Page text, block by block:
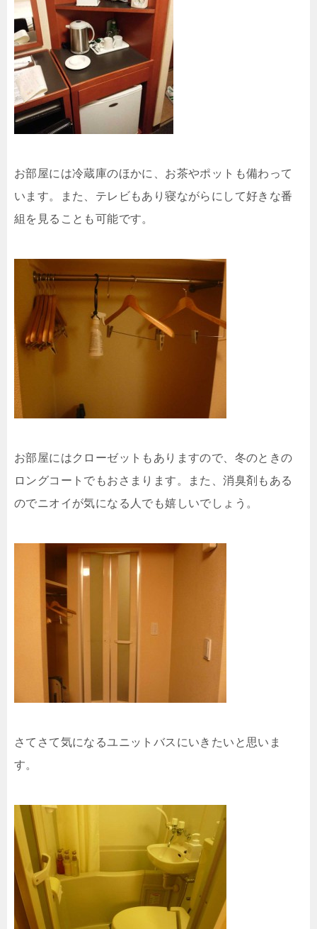
お部屋には冷蔵庫のほかに、お茶やポットも備わって
います。また、テレビもあり寝ながらにして好きな番
組を見ることも可能です。
お部屋にはクローゼットもありますので、冬のときの
ロングコートでもおさまります。また、消臭剤もある
のでニオイが気になる人でも嬉しいでしょう。
さてさて気になるユニットバスにいきたいと思いま
す。